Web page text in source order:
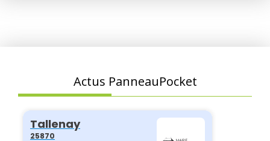
Actus PanneauPocket